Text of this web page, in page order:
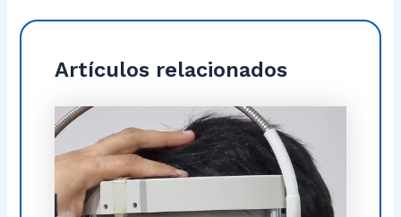
Artículos relacionados